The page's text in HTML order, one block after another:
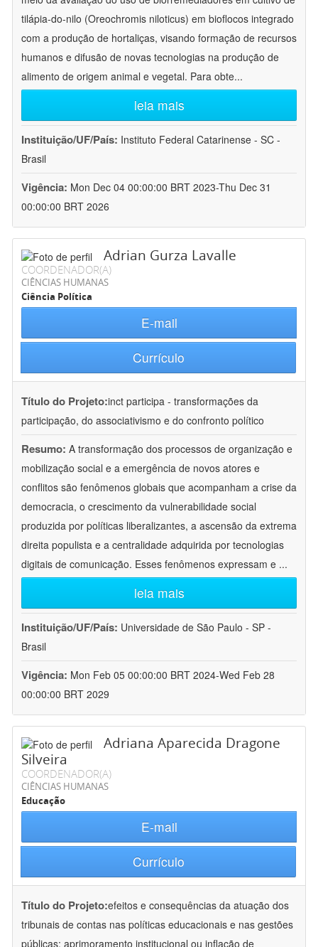
tilápia-do-nilo (Oreochromis niloticus) em bioflocos integrado
com a produção de hortaliças, visando formação de recursos
humanos e difusão de novas tecnologias na produção de
alimento de origem animal e vegetal. Para obte...
leia mais
Instituição/UF/País: Instituto Federal Catarinense - SC -
Brasil
Vigência: Mon Dec 04 00:00:00 BRT 2023-Thu Dec 31
00:00:00 BRT 2026
Adrian Gurza Lavalle
COORDENADOR(A)
CIÊNCIAS HUMANAS
Ciência Política
E-mail
Currículo
Título do Projeto:inct participa - transformações da
participação, do associativismo e do confronto político
Resumo: A transformação dos processos de organização e
mobilização social e a emergência de novos atores e
conflitos são fenômenos globais que acompanham a crise da
democracia, o crescimento da vulnerabilidade social
produzida por políticas liberalizantes, a ascensão da extrema
direita populista e a centralidade adquirida por tecnologias
digitais de comunicação. Esses fenômenos expressam e ...
leia mais
Instituição/UF/País: Universidade de São Paulo - SP -
Brasil
Vigência: Mon Feb 05 00:00:00 BRT 2024-Wed Feb 28
00:00:00 BRT 2029
Adriana Aparecida Dragone
Silveira
COORDENADOR(A)
CIÊNCIAS HUMANAS
Educação
E-mail
Currículo
Título do Projeto:efeitos e consequências da atuação dos
tribunais de contas nas políticas educacionais e nas gestões
públicas: aprimoramento institucional ou inflação de